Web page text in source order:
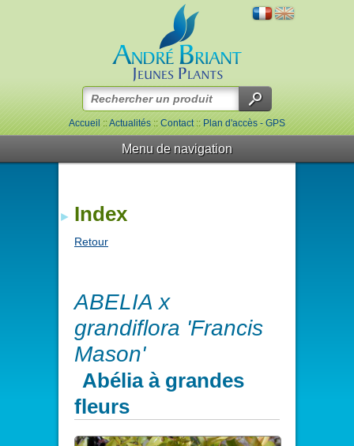
Accueil::Actualités::Contact::Plan d'accès - GPS
Menu de navigation
Index
Retour
ABELIA x
grandiflora 'Francis
Mason'
Abélia à grandes
fleurs